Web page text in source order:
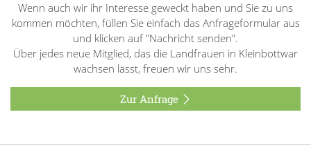
Wenn auch wir ihr Interesse geweckt haben und Sie zu uns
kommen möchten, füllen Sie einfach das Anfrageformular aus
und klicken auf "Nachricht senden".
Über jedes neue Mitglied, das die Landfrauen in Kleinbottwar
wachsen lässt, freuen wir uns sehr.
Zur Anfrage